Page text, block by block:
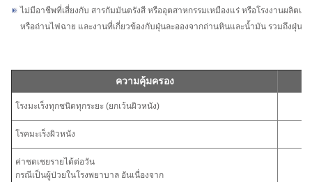
ไม่มีอาชีพที่เสี่ยงกับ สารกัมมันตรังสี หรืออุตสาหกรรมเหมืองแร่ หรือโรงงานผลิตแ
หรือถ่านไฟฉาย และงานที่เกี่ยวข้องกับฝุ่นละอองจากถ่านหินและน้ำมัน รวมถึงฝุ่นแ
ความคุ้มครอง
โรงมะเร็งทุกชนิดทุกระยะ (ยกเว้นผิวหนัง)
โรคมะเร็งผิวหนัง
ค่าชดเชยรายได้ต่อวัน
กรณีเป็นผู้ป่วยในโรงพยาบาล อันเนื่องจาก